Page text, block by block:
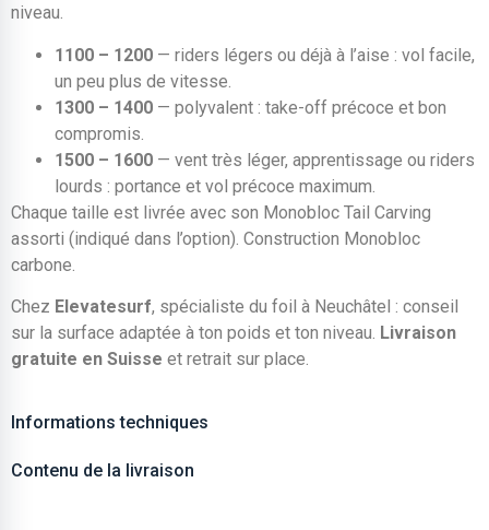
niveau.
1100 – 1200 — riders légers ou déjà à l’aise : vol facile,
un peu plus de vitesse.
1300 – 1400 — polyvalent : take-off précoce et bon
compromis.
1500 – 1600 — vent très léger, apprentissage ou riders
lourds : portance et vol précoce maximum.
Chaque taille est livrée avec son Monobloc Tail Carving
assorti (indiqué dans l’option). Construction Monobloc
carbone.
Chez Elevatesurf, spécialiste du foil à Neuchâtel : conseil
sur la surface adaptée à ton poids et ton niveau. Livraison
gratuite en Suisse et retrait sur place.
Informations techniques
Contenu de la livraison